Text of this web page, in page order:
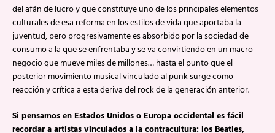
del afán de lucro y que constituye uno de los principales elementos
culturales de esa reforma en los estilos de vida que aportaba la
juventud, pero progresivamente es absorbido por la sociedad de
consumo a la que se enfrentaba y se va convirtiendo en un macro-
negocio que mueve miles de millones… hasta el punto que el
posterior movimiento musical vinculado al punk surge como
reacción y crítica a esta deriva del rock de la generación anterior.
Si pensamos en Estados Unidos o Europa occidental es fácil
recordar a artistas vinculados a la contracultura: los Beatles,